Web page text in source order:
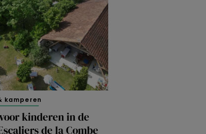
kamperen
kinderen in de
de la Combe